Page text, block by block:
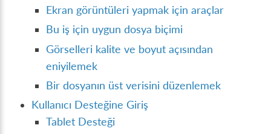
Ekran görüntüleri yapmak için araçlar
Bu iş için uygun dosya biçimi
Görselleri kalite ve boyut açısından
eniyilemek
Bir dosyanın üst verisini düzenlemek
Kullanıcı Desteğine Giriş
Tablet Desteği